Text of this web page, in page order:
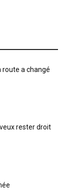
route a changé
rester droit